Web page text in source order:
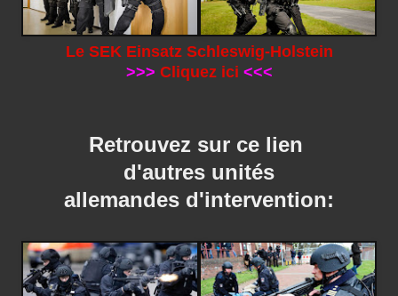
Le SEK Einsatz Schleswig-Holstein
>>> Cliquez ici <<<
Retrouvez sur ce lien
d'autres unités
allemandes d'intervention: